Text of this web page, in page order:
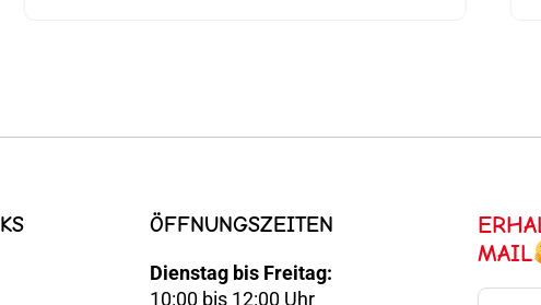
ÖFFNUNGSZEITEN
Dienstag bis Freitag:
10:00 bis 12:00 Uhr
MAIL